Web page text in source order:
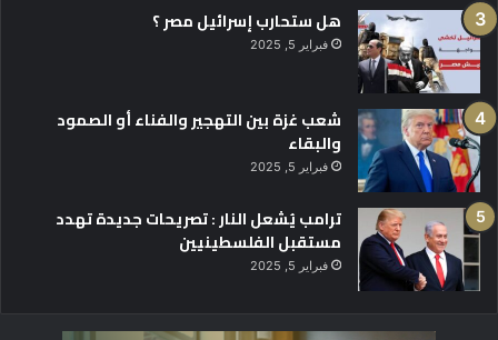
هل ستحارب إسرائيل مصر ؟
فبراير 5, 2025
شعب غزة بين التهجير والفناء أو الصمود
والبقاء
فبراير 5, 2025
ترامب يُشعل النار : تصريحات جديدة تهدد
مستقبل الفلسطينيين
فبراير 5, 2025